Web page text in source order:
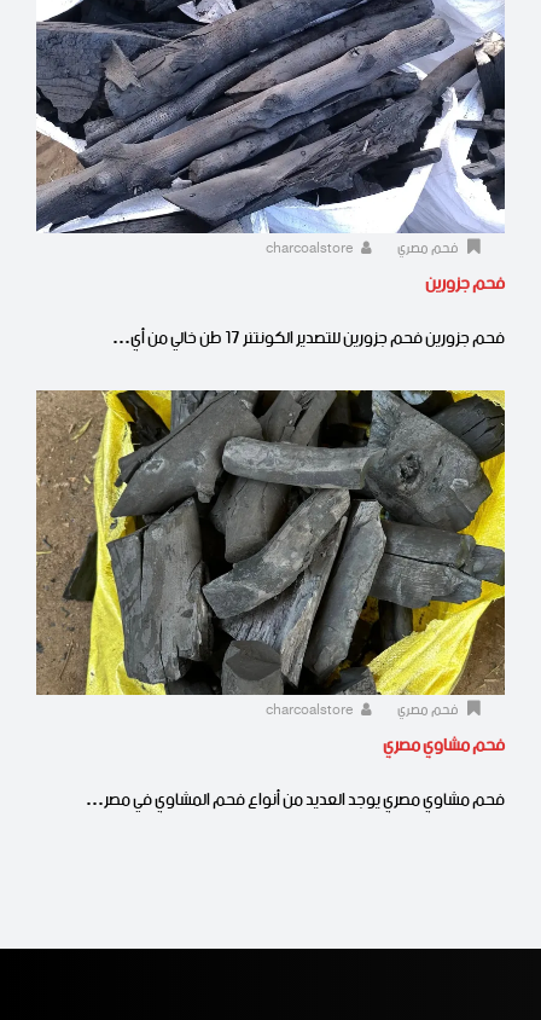
فحم مصري
فحم جزورين
فحم جزورين فحم جزورين للتصدير الكونتنر 17 طن خالي من أي…
فحم مصري
فحم مشاوي مصري
فحم مشاوي مصري يوجد العديد من أنواع فحم المشاوي في مصر…